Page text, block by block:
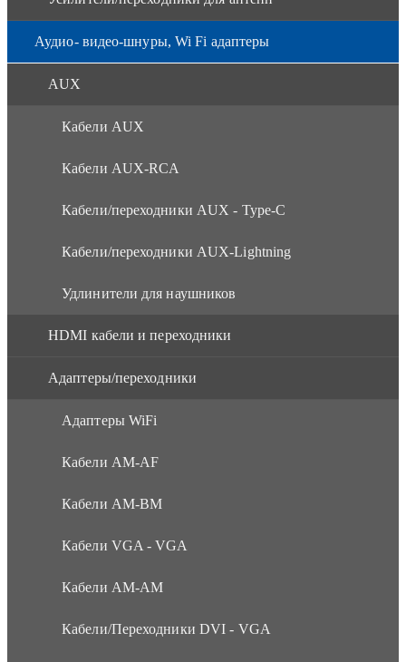
Аудио- видео-шнуры, Wi Fi адаптеры
AUX
Кабели AUX
Кабели AUX-RCA
Кабели/переходники AUX - Type-C
Кабели/переходники AUX-Lightning
Удлинители для наушников
HDMI кабели и переходники
Адаптеры/переходники
Адаптеры WiFi
Кабели AM-AF
Кабели AM-BM
Кабели VGA - VGA
Кабели АМ-АМ
Кабели/Переходники DVI - VGA